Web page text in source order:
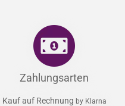
Zahlungsarten
Kauf auf Rechnung by Klarna